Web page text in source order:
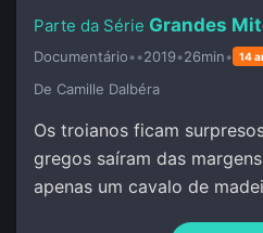
Grandes
Documentário••2019•26min• 14
De Camille Dalbéra
Os troianos ficam
gregos saíram das
apenas um cavalo de